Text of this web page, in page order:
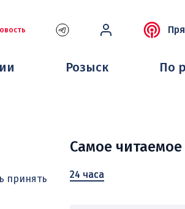
Розыск По
принять
Самое читаемое
24 часа